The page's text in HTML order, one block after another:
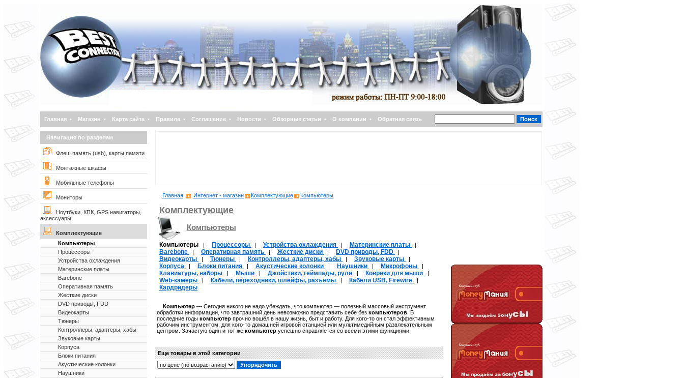
Главная • Магазин • Карта сайта • Правила • Соглашение • Новости • Обзорные статьи • О компании • Обратная связь
Навигация по разделам
Флеш память (usb), карты памяти
Монтажные шкафы
Мобильные телефоны
Мониторы
Ноутбуки, КПК, GPS навигаторы,
аксессуары
Комплектующие
Компьютеры
Процессоры
Устройства охлаждения
Материнские платы
Barebone
Оперативная память
Жесткие диски
DVD приводы, FDD
Видеокарты
Тюнеры
Контроллеры, адаптеры, хабы
Звуковые карты
Корпуса
Блоки питания
Акустические колонки
Наушники
Главная Интернет - магазин Комплектующие Компьютеры
Комплектующие
Компьютеры
Компьютеры | Процессоры | Устройства охлаждения | Материнские платы |
Barebone | Оперативная память | Жесткие диски | DVD приводы, FDD |
Видеокарты | Тюнеры | Контроллеры, адаптеры, хабы | Звуковые карты |
Корпуса | Блоки питания | Акустические колонки | Наушники | Микрофоны |
Клавиатуры, наборы | Мыши | Джойстики, геймпады, рули | Коврики для мыши |
Web-камеры | Кабели, переходники, шлейфы, разъемы | Кабели USB, Firewire |
Кардридеры
Компьютер — Сегодня никого не надо убеждать, что компьютер — полезный массовый инструмент
обработки информации, что завтрашний день невозможно представить себе без компьютеров . В
последние годы компьютер прочно вошёл в нашу жизнь, быт и работу. Для кого-то он стал эффективным
рабочим инструментом, для кого-то домашней игровой станцией или мультимедийным развлекательным
центром. Зачастую один и тот же компьютер успешно справляется со всеми этими функциями.
Еще товары в этой категории